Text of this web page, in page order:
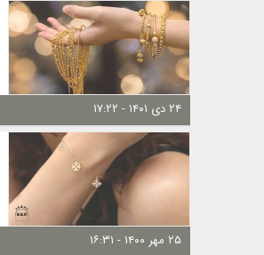
۲۴ دی ۱۴۰۱ - ۱۷:۲۲
۲۵ مهر ۱۴۰۰ - ۱۶:۳۱